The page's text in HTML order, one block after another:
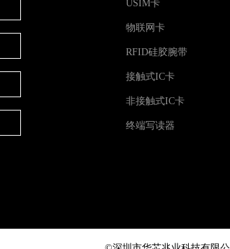
USIM卡
物联网卡
RFID硅胶腕带
接触式IC卡
非接触式IC卡
终端写读器